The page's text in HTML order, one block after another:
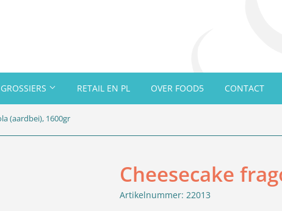
GROSSIERS RETAIL EN PL OVER FOOD5 CONTACT
(aardbei), 1600gr
Cheesecake
Artikelnummer: 22013